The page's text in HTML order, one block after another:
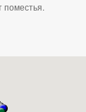
поместья.